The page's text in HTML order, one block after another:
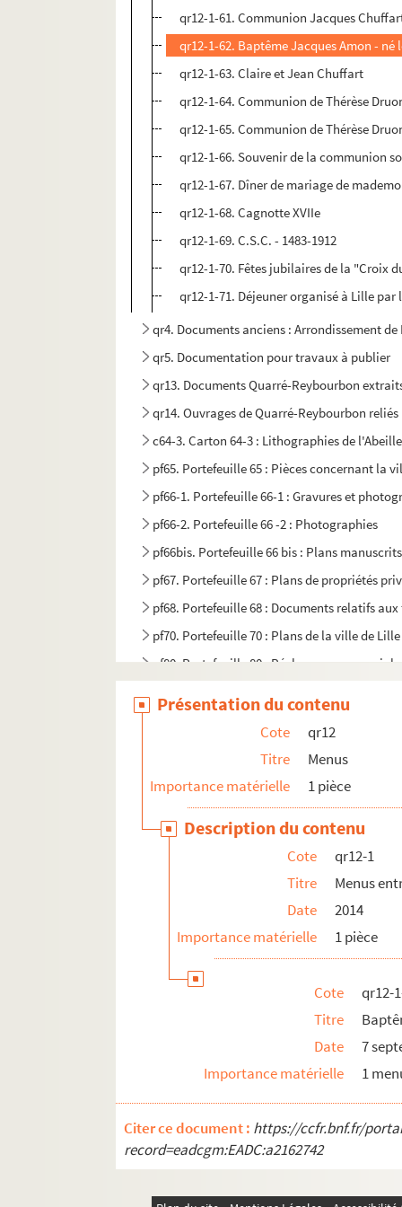
qr12-1-61. Communion Jacques
qr12-1-62. Baptême Jacques Amon - né
qr12-1-63. Claire et Jean Chuffart
qr12-1-64. Communion de Thérèse
qr12-1-65. Communion de Thérèse
qr12-1-66. Souvenir de la communion
qr12-1-67. Dîner de mariage de
qr12-1-68. Cagnotte XVIIe
qr12-1-69. C.S.C. - 1483-1912
qr12-1-70. Fêtes jubilaires de la "Croix
qr12-1-71. Déjeuner organisé à Lille
qr4. Documents anciens : Arrondissement de
qr5. Documentation pour travaux à publier
qr13. Documents Quarré-Reybourbon
qr14. Ouvrages de Quarré-Reybourbon
c64-3. Carton 64-3 : Lithographies de
pf65. Portefeuille 65 : Pièces concernant la
pf66-1. Portefeuille 66-1 : Gravures et
pf66-2. Portefeuille 66 -2 : Photographies
pf66bis. Portefeuille 66 bis : Plans
pf67. Portefeuille 67 : Plans de propriétés
pf68. Portefeuille 68 : Documents relatifs
pf70. Portefeuille 70 : Plans de la ville de
pf80. Portefeuille 80 : Réclames
pf124. Documents photographiques issus
Présentation du contenu
Cote
qr12
Titre
Menus
Importance matérielle
1 pièce
Description du contenu
Cote
qr12-1
Titre
Menus
Date
2014
Importance matérielle
1 pièce
Cote
qr12-
Titre
Date
7
Importance matérielle
1
Citer ce document : https://ccfr.bnf.fr/
record=eadcgm:EADC:a2162742